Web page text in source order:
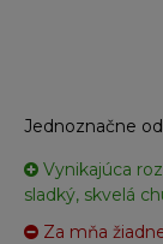
Jednoznačne
Vynikajúca
sladký, skvelá
Za mňa